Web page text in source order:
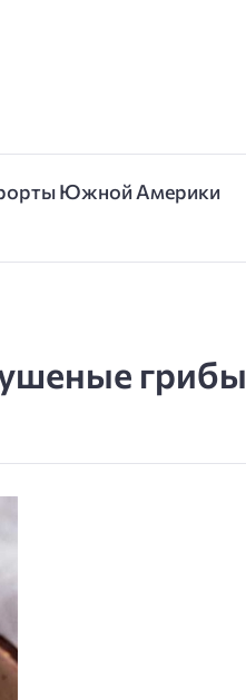
Южной Америки
грибы